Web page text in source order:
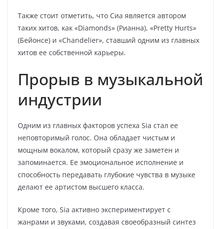
Также стоит отметить, что Сиа является автором
таких хитов, как «Diamonds» (Рианна), «Pretty Hurts»
(Бейонсе) и «Chandelier», ставший одним из главных
хитов ее собственной карьеры.
Прорыв в музыкальной
индустрии
Одним из главных факторов успеха Sia стал ее
неповторимый голос. Она обладает чистым и
мощным вокалом, который сразу же заметен и
запоминается. Ее эмоциональное исполнение и
способность передавать глубокие чувства в музыке
делают ее артистом высшего класса.
Кроме того, Sia активно экспериментирует с
жанрами и звуками, создавая своеобразный синтез